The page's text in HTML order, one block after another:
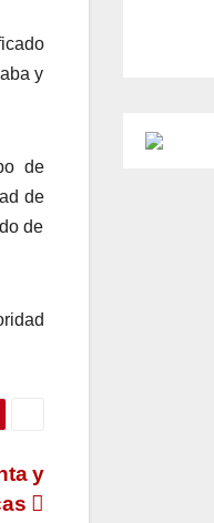
y
de
de
de
y